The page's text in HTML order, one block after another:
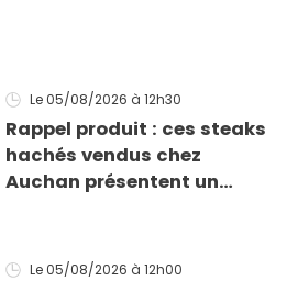
Le 05/08/2026 à 12h30
Rappel produit : ces steaks
hachés vendus chez
Auchan présentent un
Le 05/08/2026 à 12h00